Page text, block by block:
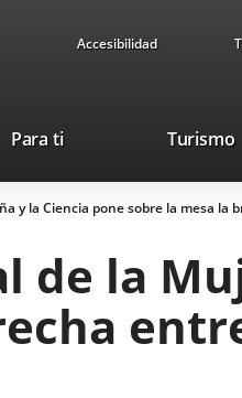
Accesibilidad
Para ti Turismo
y la Ciencia pone sobre la mesa
de la